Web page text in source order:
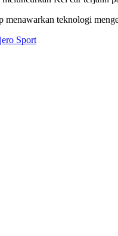
teknologi
Sport